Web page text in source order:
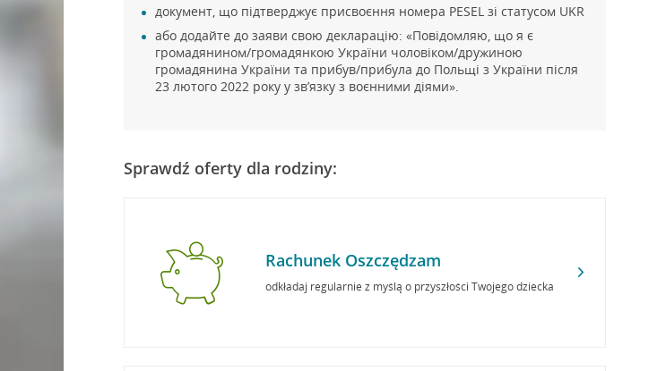
документ, що підтверджує присвоєння номера PESEL зі статусом UKR
або додайте до заяви свою декларацію: «Повідомляю, що я є
громадянином/громадянкою України чоловіком/дружиною
громадянина України та прибув/прибула до Польщі з України після
23 лютого 2022 року у зв’язку з воєнними діями».
Sprawdź oferty dla rodziny:
Rachunek Oszczędzam
odkładaj regularnie z myślą o przyszłości Twojego dziecka